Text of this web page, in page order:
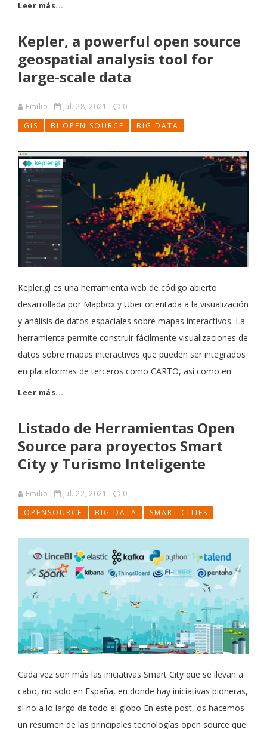
Leer más...
Kepler, a powerful open source
geospatial analysis tool for
large-scale data
Emilio jul. 28, 2021
0
GIS
BI OPEN SOURCE BIG DATA
Kepler.gl es una herramienta web de código abierto
desarrollada por Mapbox y Uber orientada a la visualización
y análisis de datos espaciales sobre mapas interactivos. La
herramienta permite construir fácilmente visualizaciones de
datos sobre mapas interactivos que pueden ser integrados
en plataformas de terceros como CARTO, así como en
Leer más...
Listado de Herramientas Open
Source para proyectos Smart
City y Turismo Inteligente
Emilio jul. 22, 2021
0
OPENSOURCE
BIG DATA SMART CITIES
Cada vez son más las iniciativas Smart City que se llevan a
cabo, no solo en España, en donde hay iniciativas pioneras,
si no a lo largo de todo el globo En este post, os hacemos
un resumen de las principales tecnologías open source que